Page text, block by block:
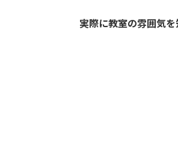
実際に教室の雰囲気